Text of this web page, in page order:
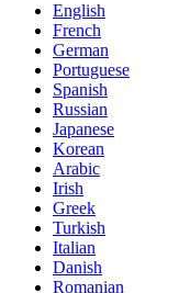
English
French
German
Portuguese
Spanish
Russian
Japanese
Korean
Arabic
Irish
Greek
Turkish
Italian
Danish
Romanian